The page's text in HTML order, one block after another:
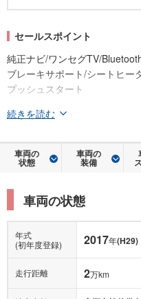
セールスポイント
純正ナビ/ワンセグTV/
ブレーキサポート/シートヒー
プッシュスタート
続きを読む
車両の
状態
車両の
装備
車両の状態
年式
(初年度登録)
2017年(H29)
走行距離 2万km